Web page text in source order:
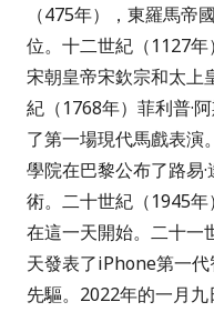
（475年），東羅馬帝
位。十二世紀（1127年
宋朝皇帝宋欽宗和太上
紀（1768年）菲利普·
了第一場現代馬戲表演
學院在巴黎公布了路易·
術。二十世紀（1945年
在這一天開始。二十一
天發表了iPhone第一
先驅。 2022年的一月九